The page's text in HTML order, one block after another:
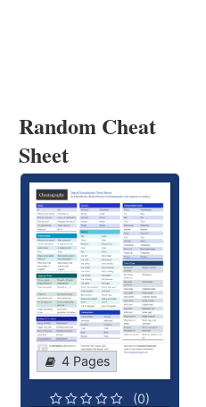
Random Cheat
Sheet
4 Pages
(0)